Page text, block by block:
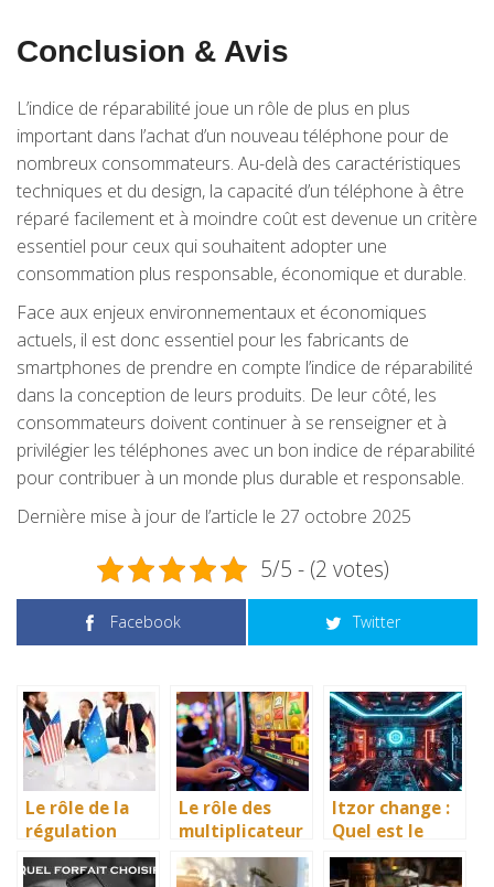
Conclusion & Avis
L’indice de réparabilité joue un rôle de plus en plus
important dans l’achat d’un nouveau téléphone pour de
nombreux consommateurs. Au-delà des caractéristiques
techniques et du design, la capacité d’un téléphone à être
réparé facilement et à moindre coût est devenue un critère
essentiel pour ceux qui souhaitent adopter une
consommation plus responsable, économique et durable.
Face aux enjeux environnementaux et économiques
actuels, il est donc essentiel pour les fabricants de
smartphones de prendre en compte l’indice de réparabilité
dans la conception de leurs produits. De leur côté, les
consommateurs doivent continuer à se renseigner et à
privilégier les téléphones avec un bon indice de réparabilité
pour contribuer à un monde plus durable et responsable.
Dernière mise à jour de l’article le 27 octobre 2025
5/5 - (2 votes)
Facebook Twitter
Le rôle de la
régulation
européenne
dans la
Le rôle des
multiplicateur
s progressifs
dans les
Itzor change :
Quel est le
nouveau nom ?